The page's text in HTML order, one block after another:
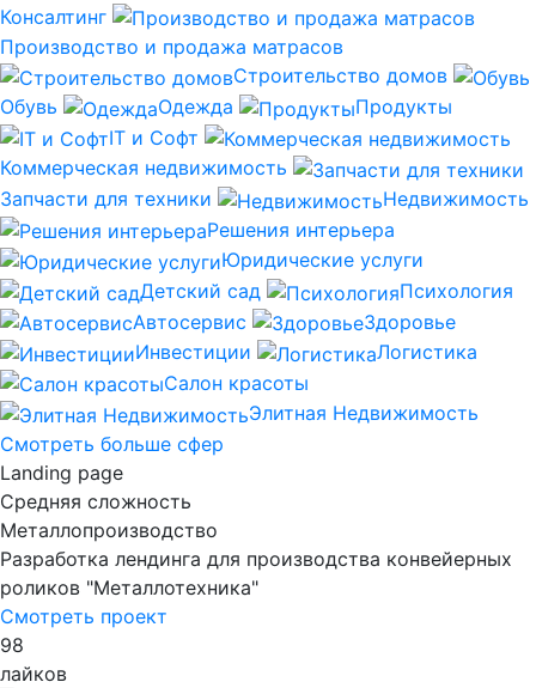
Консалтинг
Производство и продажа матрасов
Строительство домов
Обувь
Одежда
Продукты
IT и Софт
Коммерческая недвижимость
Запчасти для техники
Недвижимость
Решения интерьера
Юридические услуги
Детский сад
Психология
Автосервис
Здоровье
Инвестиции
Логистика
Салон красоты
Элитная Недвижимость
Смотреть больше сфер
Landing page
Средняя сложность
Металлопроизводство
Разработка лендинга для производства конвейерных
роликов "Металлотехника"
Смотреть проект
98
лайков